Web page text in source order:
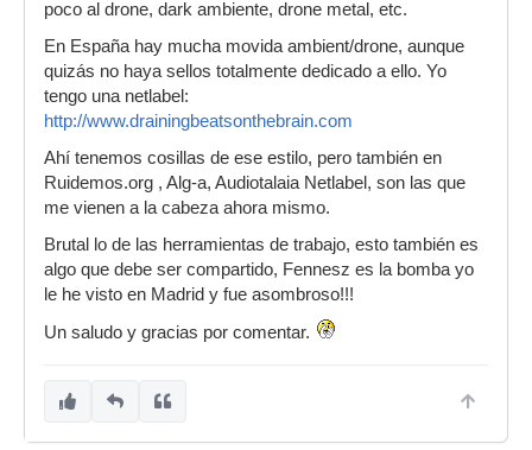
poco al drone, dark ambiente, drone metal, etc.
En España hay mucha movida ambient/drone, aunque
quizás no haya sellos totalmente dedicado a ello. Yo
tengo una netlabel:
http://www.drainingbeatsonthebrain.com
Ahí tenemos cosillas de ese estilo, pero también en
Ruidemos.org , Alg-a, Audiotalaia Netlabel, son las que
me vienen a la cabeza ahora mismo.
Brutal lo de las herramientas de trabajo, esto también es
algo que debe ser compartido, Fennesz es la bomba yo
le he visto en Madrid y fue asombroso!!!
Un saludo y gracias por comentar.